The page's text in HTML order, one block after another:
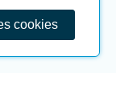
cookies